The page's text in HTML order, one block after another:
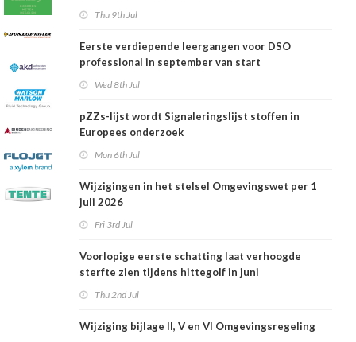
Thu 9th Jul
Eerste verdiepende leergangen voor DSO
professional in september van start
Wed 8th Jul
pZZs-lijst wordt Signaleringslijst stoffen in
Europees onderzoek
Mon 6th Jul
Wijzigingen in het stelsel Omgevingswet per 1
juli 2026
Fri 3rd Jul
Voorlopige eerste schatting laat verhoogde
sterfte zien tijdens hittegolf in juni
Thu 2nd Jul
Wijziging bijlage II, V en VI Omgevingsregeling